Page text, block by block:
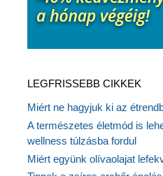
LEGFRISSEBB CIKKEK
Miért ne hagyjuk ki az
A természetes életmód is
wellness túlzásba fordul
Miért együnk olívaolajat